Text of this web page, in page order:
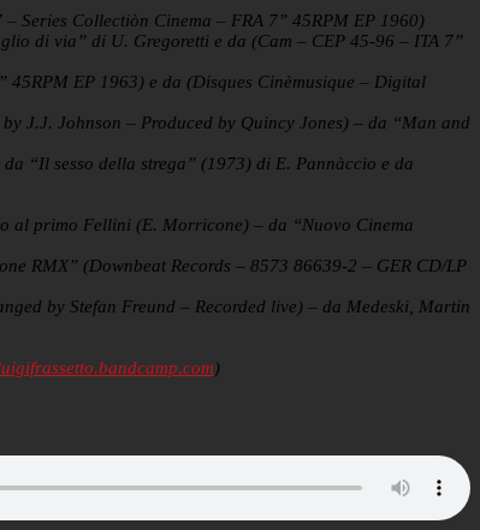
Series Collectiòn Cinema – FRA 7” 45RPM EP 1960)
di via” di U. Gregoretti e da (Cam – CEP 45-96 – ITA 7”
EP 1963) e da (Disques Cinèmusique – Digital
J.J. Johnson – Produced by Quincy Jones) – da “Man and
“Il sesso della strega” (1973) di E. Pannàccio e da
al primo Fellini (E. Morricone) – da “Nuovo Cinema
RMX” (Downbeat Records – 8573 86639-2 – GER CD/LP
by Stefan Freund – Recorded live) – da Medeski, Martin
)